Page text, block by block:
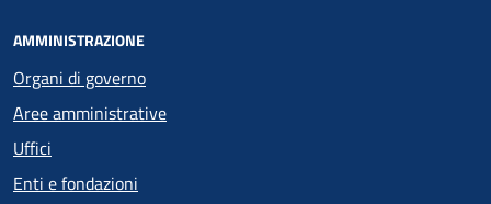
AMMINISTRAZIONE
Organi di governo
Aree amministrative
Uffici
Enti e fondazioni